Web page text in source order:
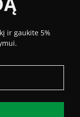
ir gaukite 5%